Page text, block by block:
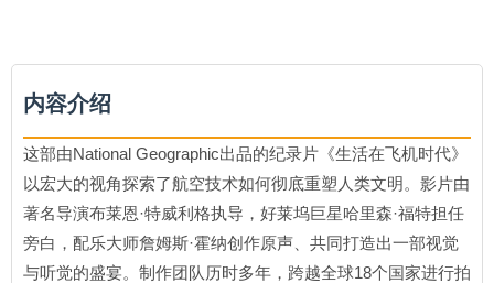
内容介绍
这部由National Geographic出品的纪录片《生活在飞机时代》
以宏大的视角探索了航空技术如何彻底重塑人类文明。影片由
著名导演布莱恩·特威利格执导，好莱坞巨星哈里森·福特担任
旁白，配乐大师詹姆斯·霍纳创作原声、共同打造出一部视觉
与听觉的盛宴。制作团队历时多年，跨越全球18个国家进行拍